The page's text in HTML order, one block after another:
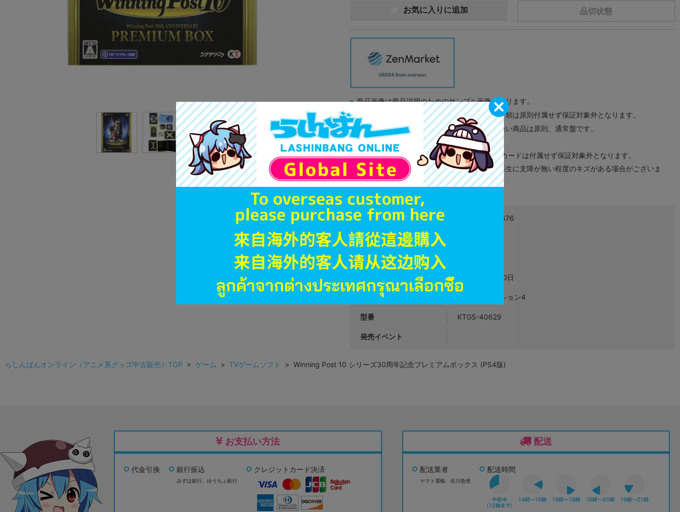
品切状態
お気に入りに追加
商品画像は商品説明のためのサンプル画像になります。
販促物、書籍の帯やぬいぐるみのタグ、コード類は原則付属せず保証対象外となります。
商品名や備考欄に特別な記載が無い限り取り扱い商品は原則、通常盤です。
「電池」は原則として保証対象外となります。
ゲーム機本体には、SDカードなどのメモリーカードは付属せず保証対象外となります。
ディスク類の読み取り面のキズに関しまして再生に支障が無い程度のキズがある場合がございま
す。
※詳細につきましてはコチラ
JANコード 4988615183676
商品番号
商品カテゴリ
2023年03月30日
ハード プレイステーション4
型番 KTGS-40629
発売イベント
らしんばんオンライン（アニメ系グッズ中古販売）TOP > ゲーム > TVゲームソフト > Winning Post 10 シリーズ30周年記念プレミアムボックス (PS4版)
お支払い方法
代金引換 銀行振込
みずほ銀行、 ゆうちょ銀行
クレジットカード決済
配送
配送業者
ヤマト運輸、佐川急便
配送時間